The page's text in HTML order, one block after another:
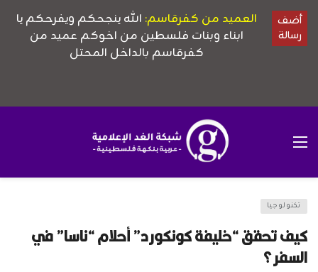
تكنولوجيا
كيف تحقق “خليفة كونكورد” أحلام “ناسا” في
السفر؟